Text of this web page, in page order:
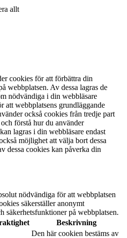
allt
cookies för att förbättra din
webbplatsen. Av dessa lagras de
nödvändiga i din webbläsare
att webbplatsens grundläggande
också cookies från tredje part
förstå hur du använder
lagras i din webbläsare endast
möjlighet att välja bort dessa
dessa cookies kan påverka din
nödvändiga för att webbplatsen
säkerställer anonymt
säkerhetsfunktioner på webbplatsen.
Beskrivning
Den här cookien bestäms av